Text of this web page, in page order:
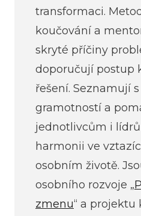
transformaci.
koučování a
skryté příčiny
doporučují postup
řešení. Seznamují
gramotností a
jednotlivcům i
harmonii ve
osobním životě.
osobního rozvoje „
zmenu“ a projektu